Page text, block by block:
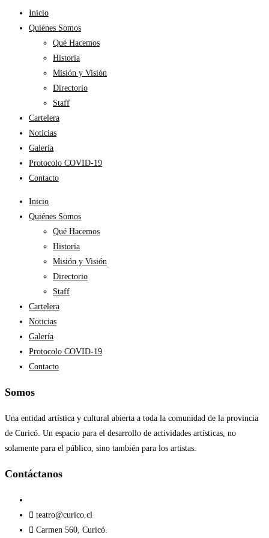
Inicio
Quiénes Somos
Qué Hacemos
Historia
Misión y Visión
Directorio
Staff
Cartelera
Noticias
Galería
Protocolo COVID-19
Contacto
Inicio
Quiénes Somos
Qué Hacemos
Historia
Misión y Visión
Directorio
Staff
Cartelera
Noticias
Galería
Protocolo COVID-19
Contacto
Somos
Una entidad artística y cultural abierta a toda la comunidad de la provincia
de Curicó. Un espacio para el desarrollo de actividades artísticas, no
solamente para el público, sino también para los artistas.
Contáctanos​
teatro@curico.cl
Carmen 560, Curicó.